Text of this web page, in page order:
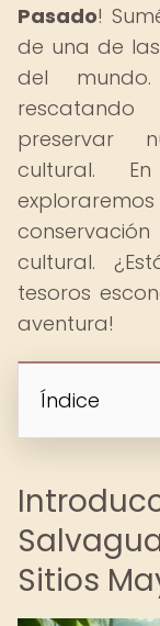
Pasado!
de una de
del
preservar
cultural.
cultural.
tesoros
aventura!
Índice
Sitios